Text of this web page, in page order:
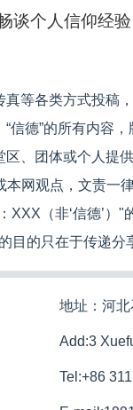
谈个人信仰经验
等各类方式投稿
信德”的所有内容
、团体或个人提
本网观点，文责一
XXX（非‘信德’）
目的只在于传递分
地址：河
Add:3
Tel:+86